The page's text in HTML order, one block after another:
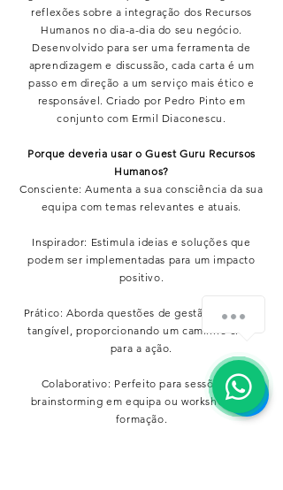
reflexões sobre a integração dos Recursos
Humanos no dia-a-dia do seu negócio.
Desenvolvido para ser uma ferramenta de
aprendizagem e discussão, cada carta é um
passo em direção a um serviço mais ético e
responsável. Criado por Pedro Pinto em
conjunto com Ermil Diaconescu.
Porque deveria usar o Guest Guru Recursos
Humanos?
Consciente: Aumenta a sua consciência da sua
equipa com temas relevantes e atuais.​
Inspirador: Estimula ideias e soluções que
podem ser implementadas para um impacto
positivo.
Prático: Aborda questões de gestão de forma
tangível, proporcionando um caminho claro
para a ação.
Colaborativo: Perfeito para sessões de
brainstorming em equipa ou workshops de
formação.